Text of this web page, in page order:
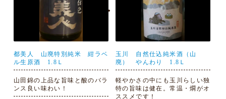
都美人 山廃特別純米 紺ラベ
ル生原酒 1.8Ｌ
山田錦の上品な旨味と酸のバラ
ンス良い味わい！
玉川 自然仕込純米酒（山
廃） やんわり 1.8Ｌ
軽やかさの中にも玉川らしい独
特の旨味は健在。常温・燗がオ
ススメです！